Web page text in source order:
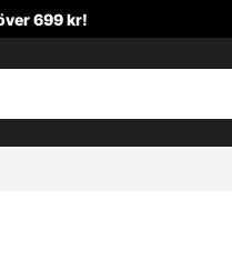
699 kr!